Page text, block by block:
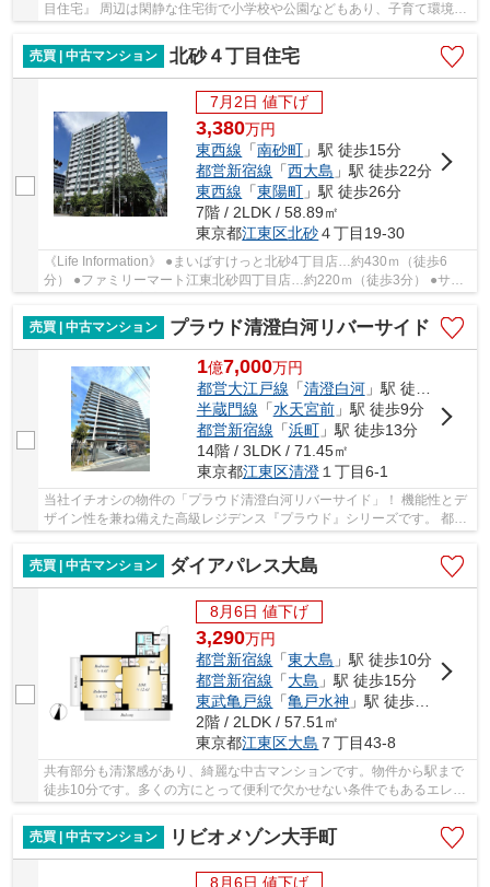
目住宅』 周辺は閑静な住宅街で小学校や公園などもあり、子育て環境に
売買 | 中古マンション
北砂４丁目住宅
7月2日 値下げ
3,380万円
東西線 「南砂町 」駅 徒歩15分
都営新宿線 「西大島 」駅 徒歩22分
東西線 「東陽町 」駅 徒歩26分
7階 / 2LDK / 58.89㎡
東京都江東区北砂４丁目19-30
《Life Information》 ●まいばすけっと北砂4丁目店…約430ｍ（徒歩6
分） ●ファミリーマート江東北砂四丁目店…約220ｍ（徒歩3分） ●サン
売買 | 中古マンション
プラウド清澄白河リバーサイド
1億7,000万円
都営大江戸線 「清澄白河」駅 徒歩8分
半蔵門線 「水天宮前」駅 徒歩9分
都営新宿線 「浜町」駅 徒歩13分
14階 / 3LDK / 71.45㎡
東京都江東区清澄１丁目6-1
当社イチオシの物件の「プラウド清澄白河リバーサイド」！ 機能性とデ
ザイン性を兼ね備えた高級レジデンス『プラウド』シリーズです。 都営
売買 | 中古マンション
ダイアパレス大島
8月6日 値下げ
3,290万円
都営新宿線 「東大島 」駅 徒歩10分
都営新宿線 「大島 」駅 徒歩15分
東武亀戸線 「亀戸水神 」駅 徒歩17分
2階 / 2LDK / 57.51㎡
東京都江東区大島 ７丁目43-8
共有部分も清潔感があり、綺麗な中古マンションです。物件から駅まで
徒歩10分です。多くの方にとって便利で欠かせない条件でもあるエレベ
ーター付きの物件です。江東区の不動産情報を...
売買 | 中古マンション
リビオメゾン大手町
8月6日 値下げ